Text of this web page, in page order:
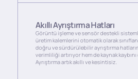
Akıllı Ayrıştırma Hatları
Görüntü işleme ve sensör destekli
üretim kalemlerini otomatik olarak
doğru ve sürdürülebilir ayrıştırma
verimliliği artırıyor hem de kaynak
Ayrıştırma artık akıllı ve kesintisiz.